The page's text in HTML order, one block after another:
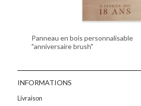
Panneau en bois personnalisable
"anniversaire brush"
INFORMATIONS
Livraison